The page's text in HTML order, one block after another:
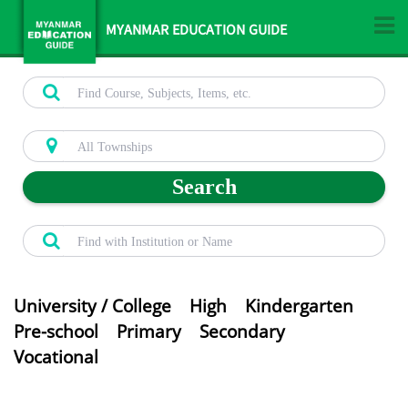
MYANMAR EDUCATION GUIDE
Search
University / College High
Kindergarten
Pre-school
Primary
Secondary
Vocational